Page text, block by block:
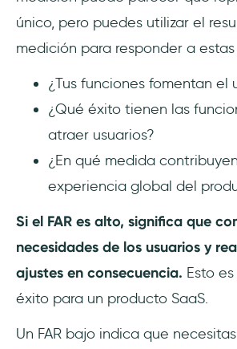
único, pero puedes utilizar el
medición para responder a
¿Tus funciones fomentan el
¿Qué éxito tienen las
atraer usuarios?
¿En qué medida
experiencia global del
Si el FAR es alto, significa que
necesidades de los usuarios y
ajustes en consecuencia. Esto
éxito para un producto SaaS.
Un FAR bajo indica que